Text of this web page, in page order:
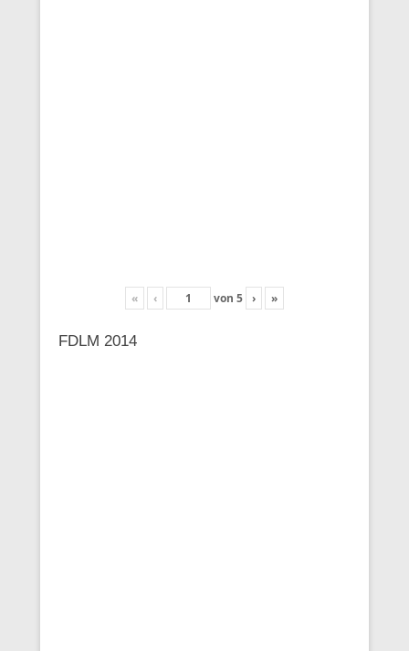
« ‹ von 5 › »
FDLM 2014